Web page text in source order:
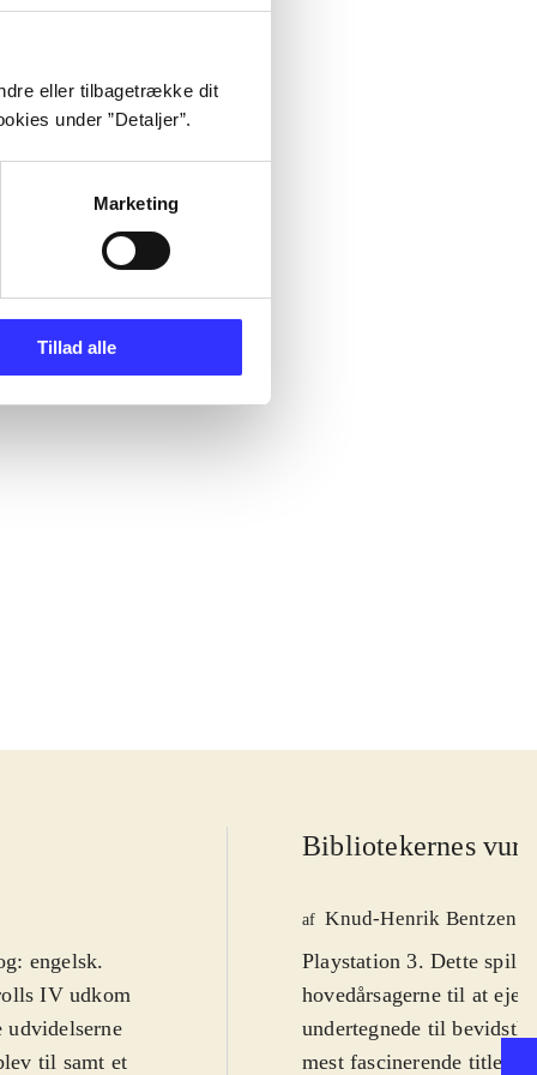
eller tilbagetrække dit
under ”Detaljer”.
Marketing
Tillad alle
engelsk.
IV udkom
udvidelserne
til samt et
Bibliotekernes
af Knud-Henrik Bentzen
Playstation 3. Dette spil
hovedårsagerne til at eje
undertegnede til
mest fascinerende titler